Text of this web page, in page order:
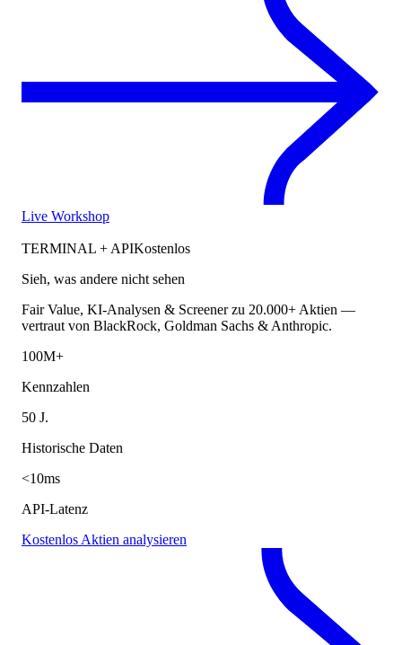
Live Workshop
TERMINAL + APIKostenlos
Sieh, was andere nicht sehen
Fair Value, KI-Analysen & Screener zu 20.000+ Aktien —
vertraut von BlackRock, Goldman Sachs & Anthropic.
100M+
Kennzahlen
50 J.
Historische Daten
<10ms
API-Latenz
Kostenlos Aktien analysieren